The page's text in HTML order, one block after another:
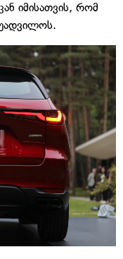
იმისათვის, რომ